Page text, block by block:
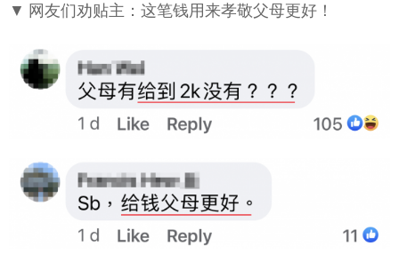
▼ 网友们劝贴主：这笔钱用来孝敬父母更好！